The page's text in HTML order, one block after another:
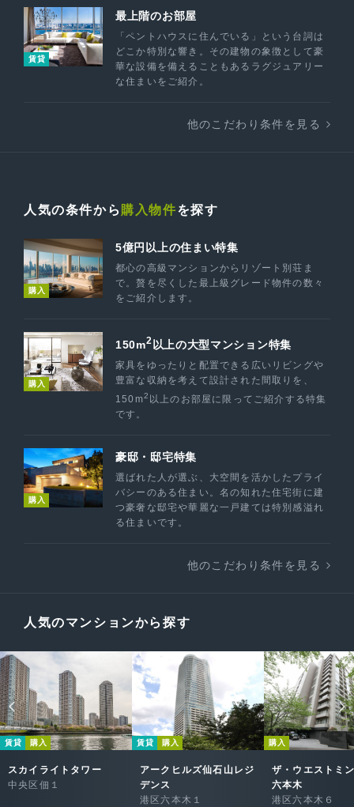
賃貸
最上階のお部屋
「ペントハウスに住んでいる」という台詞は
どこか特別な響き。その建物の象徴として豪
華な設備を備えることもあるラグジュアリー
な住まいをご紹介。
他のこだわり条件を見る
人気の条件から 購入物件を探す
購入
5億円以上の住まい特集
都心の高級マンションからリゾート別荘ま
で。贅を尽くした最上級グレード物件の数々
をご紹介します。
購入
150m2 以上の大型マンション特集
家具をゆったりと配置できる広いリビングや
豊富な収納を考えて設計された間取りを、
150m2 以上のお部屋に限ってご紹介する特集
です。
購入
豪邸・邸宅特集
選ばれた人が選ぶ、大空間を活かしたプライ
バシーのある住まい。名の知れた住宅街に建
つ豪奢な邸宅や華麗な一戸建ては特別感溢れ
る住まいです。
他のこだわり条件を見る
人気のマンションから探す
賃貸 購入
スカイライトタワー
中央区佃１
賃貸 購入
アークヒルズ仙石山レジ
デンス
港区六本木１
購入
ザ・ウエストミ
六本木
港区六本木６